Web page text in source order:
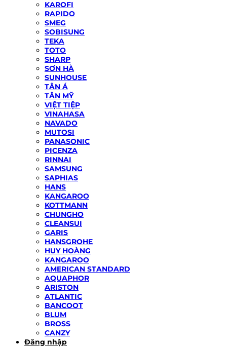
KAROFI
RAPIDO
SMEG
SOBISUNG
TEKA
TOTO
SHARP
SƠN HÀ
SUNHOUSE
TÂN Á
TÂN MỸ
VIỆT TIỆP
VINAHASA
NAVADO
MUTOSI
PANASONIC
PICENZA
RINNAI
SAMSUNG
SAPHIAS
HANS
KANGAROO
KOTTMANN
CHUNGHO
CLEANSUI
GARIS
HANSGROHE
HUY HOÀNG
KANGAROO
AMERICAN STANDARD
AQUAPHOR
ARISTON
ATLANTIC
BANCOOT
BLUM
BROSS
CANZY
Đăng nhập